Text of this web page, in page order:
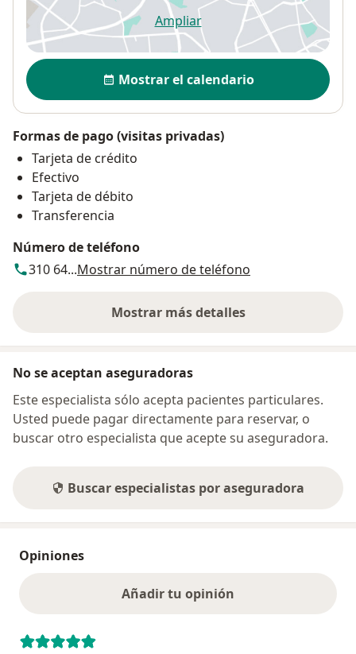
Ampliarse abre en una nueva
Disponibilidad
Mostrar el calendario
Formas de pago (visitas privadas)
Tarjeta de crédito
Efectivo
Tarjeta de débito
Transferencia
Número de teléfono
310 64...Mostrar número de teléfono
Mostrar más detalles
sobre la dirección
No se aceptan aseguradoras
Este especialista sólo acepta pacientes particulares.
Usted puede pagar directamente para reservar, o
buscar otro especialista que acepte su aseguradora.
Buscar especialistas por aseguradora
Opiniones
Añadir tu opinión